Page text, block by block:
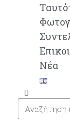
Νέα